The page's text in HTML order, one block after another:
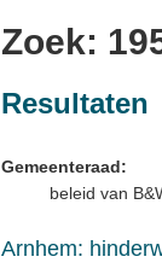
Zoek:
Resultaten
Gemeenteraad:
beleid van
Arnhem: